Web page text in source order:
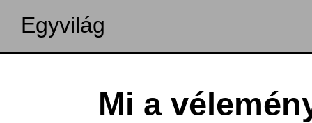
Egyvilág
Mi a